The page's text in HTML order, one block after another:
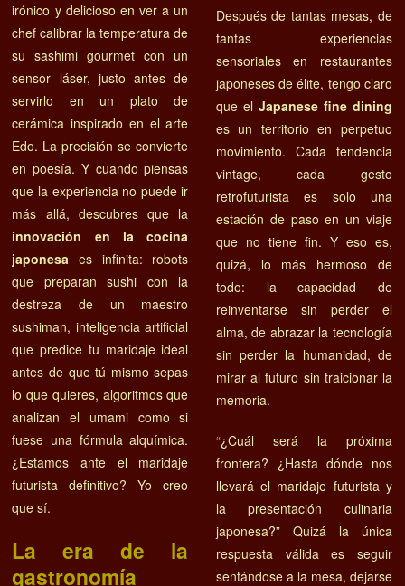
irónico y delicioso en ver a un
chef calibrar la temperatura de
su sashimi gourmet con un
sensor láser, justo antes de
servirlo en un plato de
cerámica inspirado en el arte
Edo. La precisión se convierte
en poesía. Y cuando piensas
que la experiencia no puede ir
más allá, descubres que la
innovación en la cocina
japonesa es infinita: robots
que preparan sushi con la
destreza de un maestro
sushiman, inteligencia artificial
que predice tu maridaje ideal
antes de que tú mismo sepas
lo que quieres, algoritmos que
analizan el umami como si
fuese una fórmula alquímica.
¿Estamos ante el maridaje
futurista definitivo? Yo creo
que sí.
La era de la
gastronomía
Después de tantas mesas, de
tantas experiencias
sensoriales en restaurantes
japoneses de élite, tengo claro
que el Japanese fine dining
es un territorio en perpetuo
movimiento. Cada tendencia
vintage, cada gesto
retrofuturista es solo una
estación de paso en un viaje
que no tiene fin. Y eso es,
quizá, lo más hermoso de
todo: la capacidad de
reinventarse sin perder el
alma, de abrazar la tecnología
sin perder la humanidad, de
mirar al futuro sin traicionar la
memoria.
“¿Cuál será la próxima
frontera? ¿Hasta dónde nos
llevará el maridaje futurista y
la presentación culinaria
japonesa?” Quizá la única
respuesta válida es seguir
sentándose a la mesa, dejarse